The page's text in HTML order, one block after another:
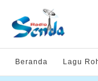
Beranda Lagu